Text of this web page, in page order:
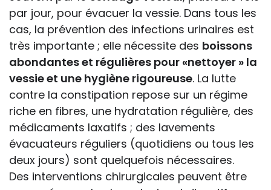
par jour, pour évacuer la vessie. Dans tous les
cas, la prévention des infections urinaires est
très importante ; elle nécessite des boissons
abondantes et régulières pour «nettoyer » la
vessie et une hygiène rigoureuse. La lutte
contre la constipation repose sur un régime
riche en fibres, une hydratation régulière, des
médicaments laxatifs ; des lavements
évacuateurs réguliers (quotidiens ou tous les
deux jours) sont quelquefois nécessaires.
Des interventions chirurgicales peuvent être